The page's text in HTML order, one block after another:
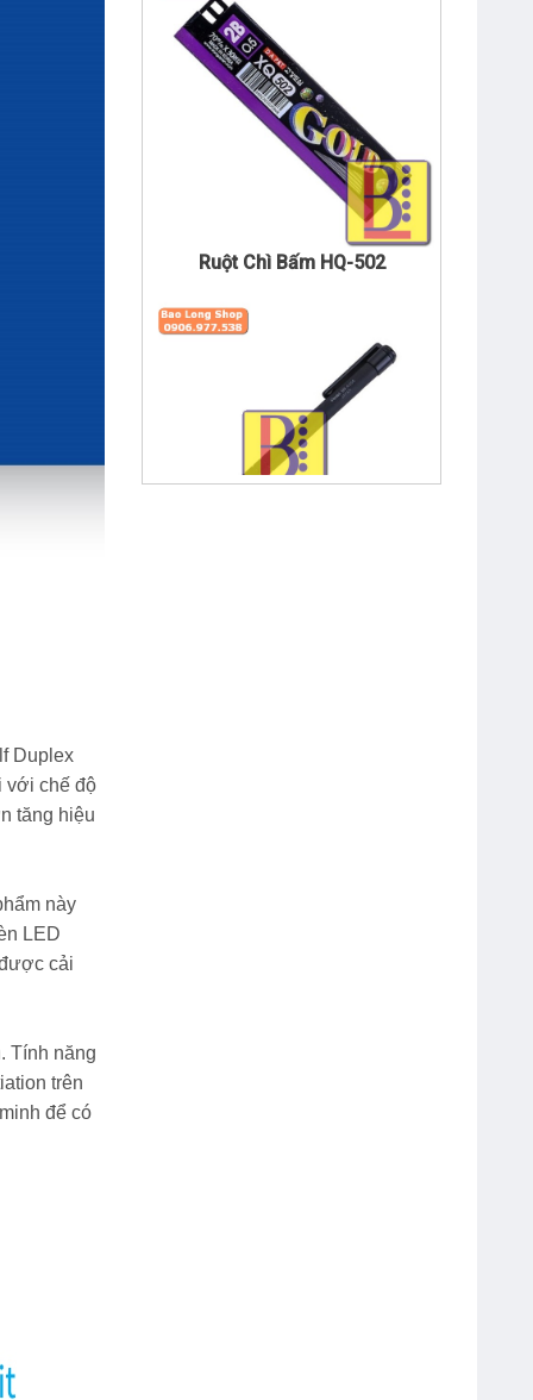
Duplex
với chế độ
tăng hiệu
này
LED
cải
Tính năng
trên
để có
Ruột Chì Bấm HQ-502
Bút Chì Kim Bấm 0.5 mm Pentel